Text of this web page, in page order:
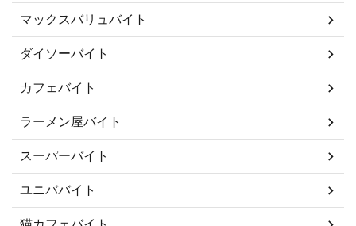
マックスバリュバイト
ダイソーバイト
カフェバイト
ラーメン屋バイト
スーパーバイト
ユニババイト